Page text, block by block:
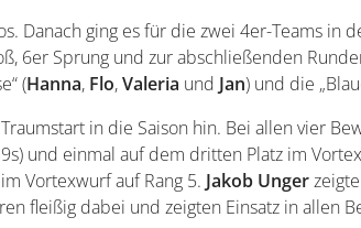
Danach ging es für die zwei 4er-Teams in
6er Sprung und zur abschließenden
(Hanna, Flo,Valeria und Jan) und die
in die Saison hin. Bei allen vier
und einmal auf dem dritten Platz im
Vortexwurf auf Rang 5. Jakob Unger
fleißig dabei und zeigten Einsatz in allen